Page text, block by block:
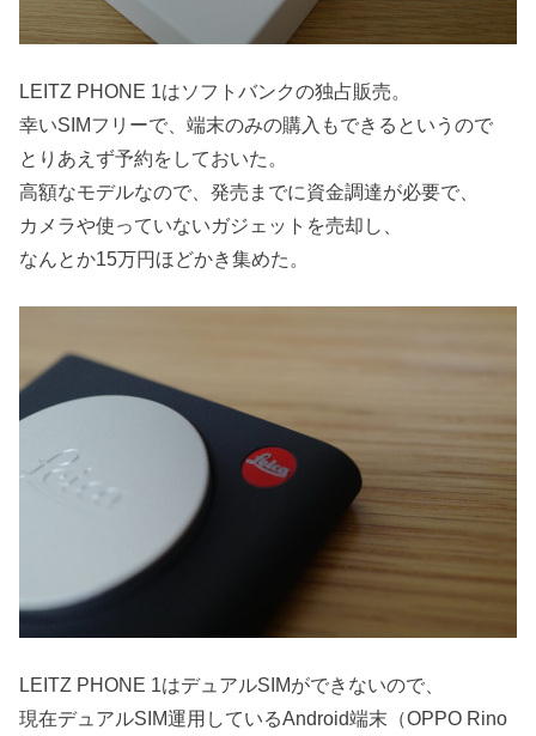
LEITZ PHONE 1はソフトバンクの独占販売。
幸いSIMフリーで、端末のみの購入もできるというので
とりあえず予約をしておいた。
高額なモデルなので、発売までに資金調達が必要で、
カメラや使っていないガジェットを売却し、
なんとか15万円ほどかき集めた。
LEITZ PHONE 1はデュアルSIMができないので、
現在デュアルSIM運用しているAndroid端末（OPPO Rino